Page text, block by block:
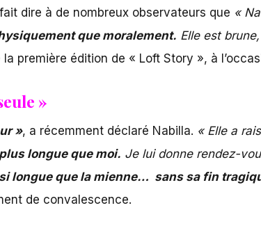
dire à de nombreux observateurs que «
que moralement. Elle est
première édition de « Loft Story », à
»
», a récemment déclaré Nabilla. « Elle a
longue que moi. Je lui donne rendez-
longue que la mienne… sans sa fin
de convalescence.